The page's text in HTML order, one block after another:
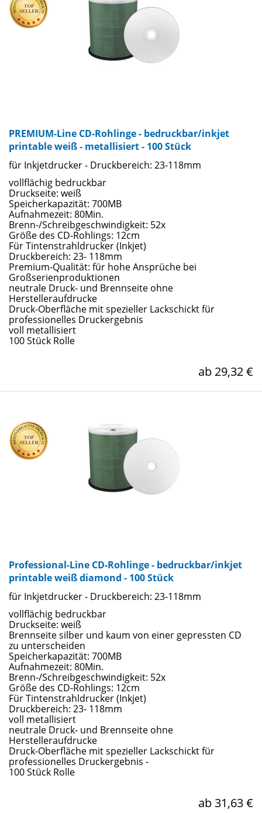
PREMIUM-Line CD-Rohlinge - bedruckbar/inkjet
printable weiß - metallisiert - 100 Stück
für Inkjetdrucker - Druckbereich: 23-118mm
vollflächig bedruckbar
Druckseite: weiß
Speicherkapazität: 700MB
Aufnahmezeit: 80Min.
Brenn-/Schreibgeschwindigkeit: 52x
Größe des CD-Rohlings: 12cm
Für Tintenstrahldrucker (Inkjet)
Druckbereich: 23- 118mm
Premium-Qualität: für hohe Ansprüche bei
Großserienproduktionen
neutrale Druck- und Brennseite ohne
Herstelleraufdrucke
Druck-Oberfläche mit spezieller Lackschickt für
professionelles Druckergebnis
voll metallisiert
100 Stück Rolle
ab 29,32 €
Professional-Line CD-Rohlinge - bedruckbar/inkjet
printable weiß diamond - 100 Stück
für Inkjetdrucker - Druckbereich: 23-118mm
vollflächig bedruckbar
Druckseite: weiß
Brennseite silber und kaum von einer gepressten CD
zu unterscheiden
Speicherkapazität: 700MB
Aufnahmezeit: 80Min.
Brenn-/Schreibgeschwindigkeit: 52x
Größe des CD-Rohlings: 12cm
Für Tintenstrahldrucker (Inkjet)
Druckbereich: 23- 118mm
voll metallisiert
neutrale Druck- und Brennseite ohne
Herstelleraufdrucke
Druck-Oberfläche mit spezieller Lackschickt für
professionelles Druckergebnis -
100 Stück Rolle
ab 31,63 €